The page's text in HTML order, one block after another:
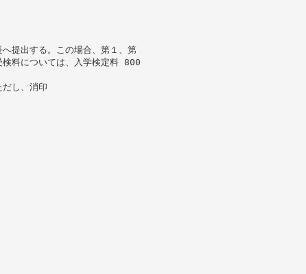
提出する。この場合、第１、第
検料については、入学検定料 800
だし、消印